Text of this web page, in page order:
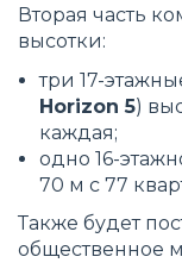
Вторая часть
высотки:
три 17-
Horizon 5)
каждая;
одно 16-
70 м с 77
Также будет
общественное